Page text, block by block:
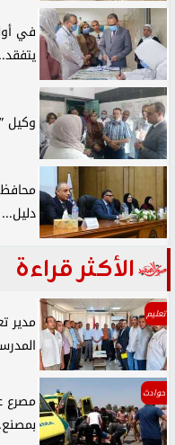
في
وكيل
دليل...
الأكثر قراءة
تعليم
مدير
حوادث
مصرع